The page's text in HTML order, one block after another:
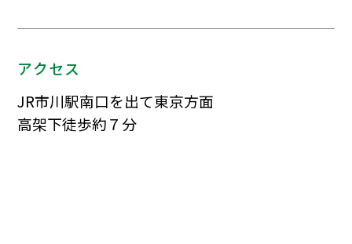
アクセス
JR市川駅南口を出て東京方面
高架下徒歩約７分